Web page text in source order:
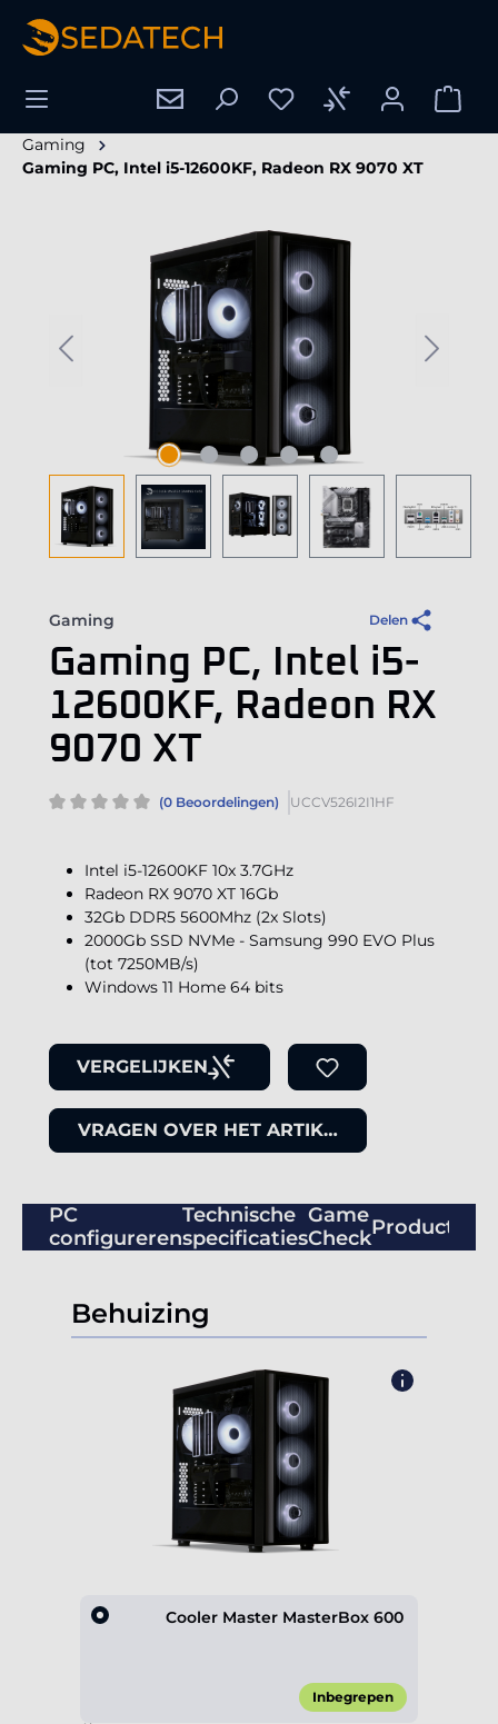
Gaming
Gaming PC, Intel i5-12600KF, Radeon RX 9070 XT
Afbeeldingengalerij overslaan
Gaming Delen
Gaming PC, Intel i5-
12600KF, Radeon RX
9070 XT
(0 Beoordelingen) UCCV526I2I1HF
Intel i5-12600KF 10x 3.7GHz
Radeon RX 9070 XT 16Gb
32Gb DDR5 5600Mhz (2x Slots)
2000Gb SSD NVMe - Samsung 990 EVO Plus
(tot 7250MB/s)
Windows 11 Home 64 bits
VERGELIJKEN
VRAGEN OVER HET ARTIKEL
PC
configureren
Technische
specificaties
Game
Check
Behuizing
Cooler Master MasterBox 600
Inbegrepen